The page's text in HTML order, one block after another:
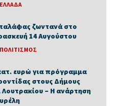
ΕΛΛΑΔΑ
ζωντανά στο
14 Αυγούστου
ΠΟΛΙΤΙΣΜΟΣ
ευρώ για πρόγραμμα
στους Δήμους
Λουτρακίου – Η ανάρτηση